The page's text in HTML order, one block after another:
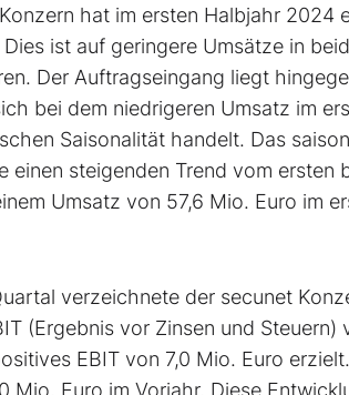
hat im ersten Halbjahr 2024
ist auf geringere Umsätze in
Der Auftragseingang liegt
bei dem niedrigeren Umsatz im
Saisonalität handelt. Das
einen steigenden Trend vom
Umsatz von 57,6 Mio. Euro im
verzeichnete der secunet
(Ergebnis vor Zinsen und
EBIT von 7,0 Mio. Euro